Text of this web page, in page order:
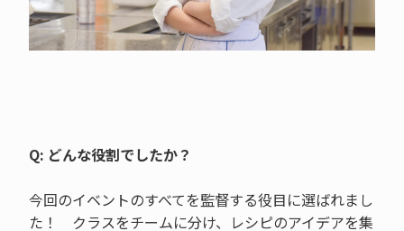
Q: どんな役割でしたか？
今回のイベントのすべてを監督する役目に選ばれまし
た！ クラスをチームに分け、レシピのアイデアを集